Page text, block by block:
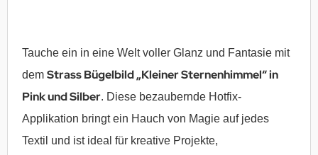
Tauche ein in eine Welt voller Glanz und Fantasie mit
dem Strass Bügelbild „Kleiner Sternenhimmel“ in
Pink und Silber. Diese bezaubernde Hotfix-
Applikation bringt ein Hauch von Magie auf jedes
Textil und ist ideal für kreative Projekte,